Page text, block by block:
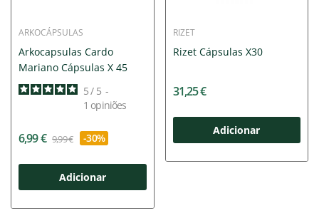
ARKOCÁPSULAS
Arkocapsulas Cardo
Mariano Cápsulas X 45
5/ 5 -
1 opiniões
6,99 € 9,99 € -30%
Adicionar
RIZET
Rizet Cápsulas X30
31,25 €
Adicionar